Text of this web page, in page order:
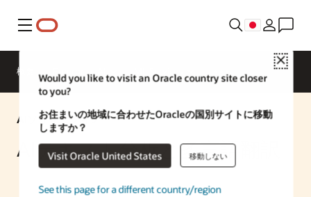
メニュー
Close
Would you like to visit an Oracle country site closer
to you?
お住まいの地域に合わせたOracleの国別サイトに移動
しますか？
Visit Oracle United States 移動しない
See this page for a different country/region
概要
AIソリューション
AIテキスト分析と多言語翻訳